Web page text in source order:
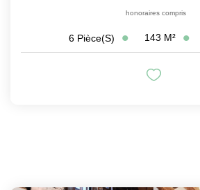
honoraires compris
6 Pièce(s) 143 M²